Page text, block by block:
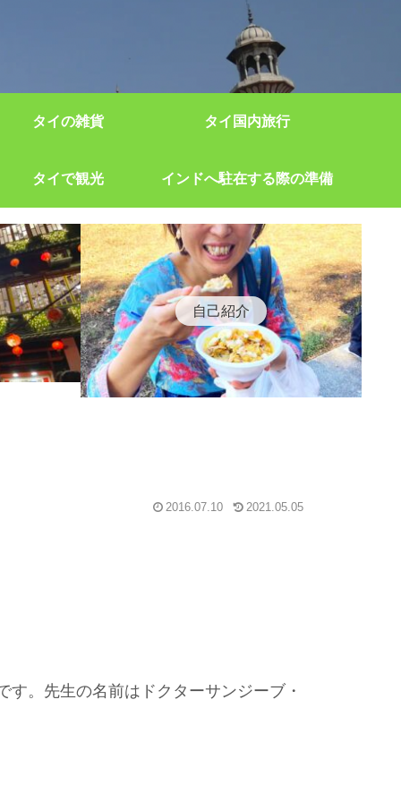
タイの雑貨 タイ国内旅行
タイで観光 インドへ駐在する際の準備
自己紹介
2016.07.10 2021.05.05
。先生の名前はドクターサンジーブ・